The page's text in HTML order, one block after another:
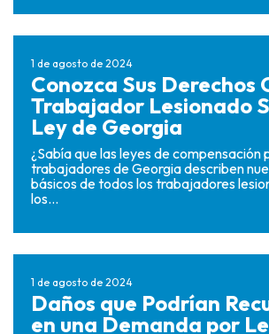
1 de agosto de 2024
Conozca Sus Derechos
Trabajador Lesionado
Ley de Georgia
¿Sabía que las leyes de compensación
trabajadores de Georgia describen
básicos de todos los trabajadores
los...
1 de agosto de 2024
Daños que Podrían
en una Demanda por